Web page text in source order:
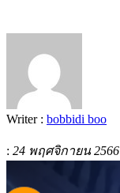
Writer : bobbidi boo
: 24 พฤศจิกายน 2566